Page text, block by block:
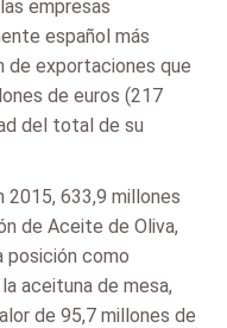
empresas
español más
de exportaciones que
de euros (217
del total de su
633,9 millones
de Aceite de Oliva,
posición como
aceituna de mesa,
de 95,7 millones de